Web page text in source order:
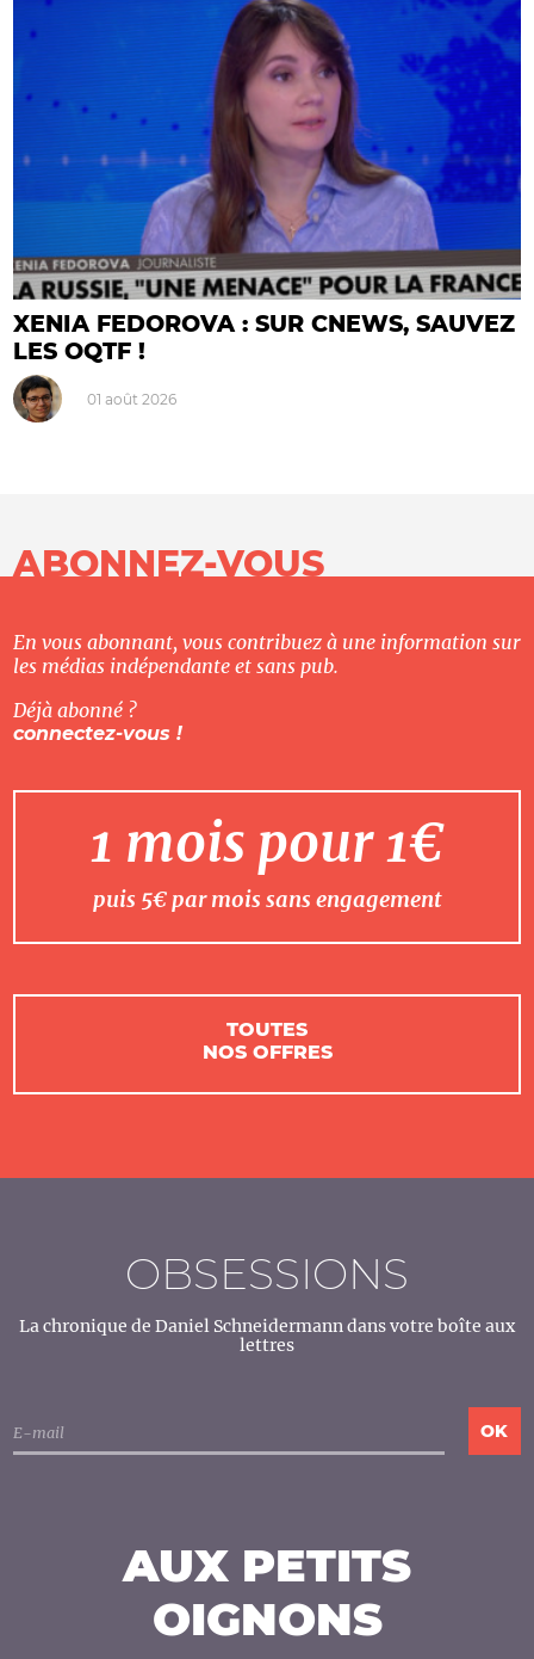
XENIA FEDOROVA : SUR CNEWS, SAUVEZ
LES OQTF !
01 août 2026
ABONNEZ-VOUS
En vous abonnant, vous contribuez à une information sur
les médias indépendante et sans pub.
Déjà abonné ?
connectez-vous !
1 mois pour 1€
puis 5€ par mois sans engagement
TOUTES
NOS OFFRES
OBSESSIONS
La chronique de Daniel Schneidermann dans votre boîte aux
lettres
AUX PETITS
OIGNONS